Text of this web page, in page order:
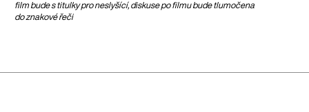
film bude s titulky pro neslyšící, diskuse po filmu bude tlumočena
do znakové řeči